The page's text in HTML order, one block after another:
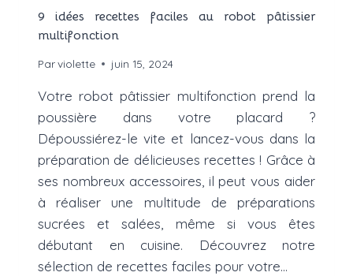
9 idées recettes faciles au robot pâtissier
multifonction
Parviolette juin 15, 2024
Votre robot pâtissier multifonction prend la
poussière dans votre placard ?
Dépoussiérez-le vite et lancez-vous dans la
préparation de délicieuses recettes ! Grâce à
ses nombreux accessoires, il peut vous aider
à réaliser une multitude de préparations
sucrées et salées, même si vous êtes
débutant en cuisine. Découvrez notre
sélection de recettes faciles pour votre…